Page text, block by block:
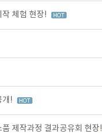
체험 현장!
개!
제작과정 결과공유회 현장!